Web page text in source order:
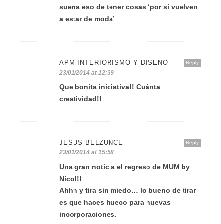
suena eso de tener cosas ‘por si vuelven
a estar de moda’
Reply
APM INTERIORISMO Y DISEÑO
23/01/2014 at 12:39
Que bonita iniciativa!! Cuánta
creatividad!!
Reply
JESÚS BELZUNCE
23/01/2014 at 15:58
Una gran noticia el regreso de MUM by
Nico!!!
Ahhh y tira sin miedo… lo bueno de tirar
es que haces hueco para nuevas
incorporaciones.